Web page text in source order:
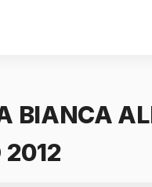
BIANCA
2012